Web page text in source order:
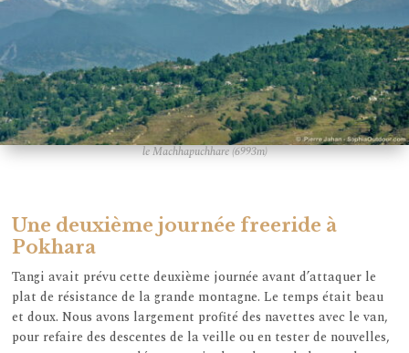
le Machhapuchhare (6993m)
Une deuxième journée freeride à
Pokhara
Tangi avait prévu cette deuxième journée avant d’attaquer le
plat de résistance de la grande montagne. Le temps était beau
et doux. Nous avons largement profité des navettes avec le van,
pour refaire des descentes de la veille ou en tester de nouvelles,